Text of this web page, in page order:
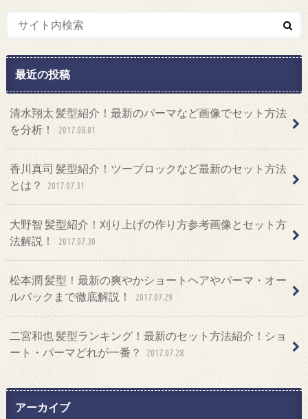
最近の投稿
清水翔太 髪型紹介！最新のパーマなど画像でセット方法
を分析！
2017.08.01
香川真司 髪型紹介！ツーブロックなど最新のセット方法
とは？
2017.07.31
大野智 髪型紹介！刈り上げの作り方参考画像とセット方
法解説！
2017.07.30
松本潤 髪型！最新の爽やかショートヘアやパーマ・オー
ルバックまで徹底解説！
2017.07.29
二宮和也 髪型ランキング！最新のセット方法紹介！ショ
ート・パーマどれが一番？
2017.07.28
アーカイブ